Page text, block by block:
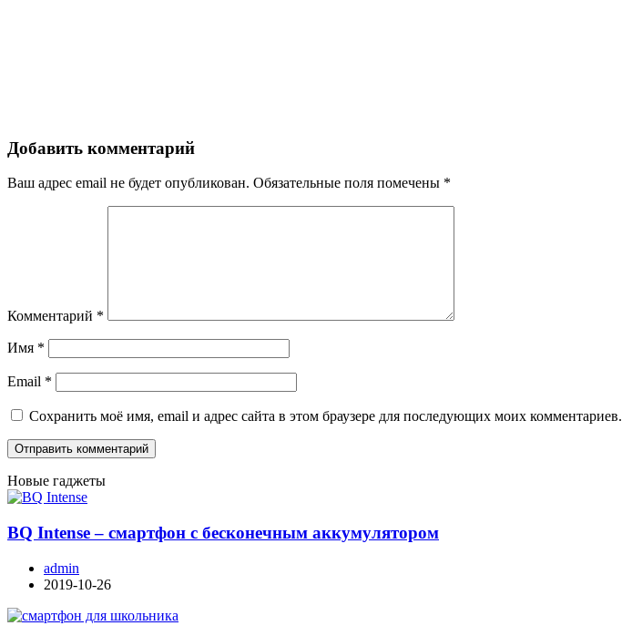
Добавить комментарий
Ваш адрес email не будет опубликован. Обязательные поля помечены *
Комментарий *
Имя *
Email *
Сохранить моё имя, email и адрес сайта в этом браузере для последующих моих комментариев.
Новые гаджеты
BQ Intense – смартфон с бесконечным аккумулятором
admin
2019-10-26